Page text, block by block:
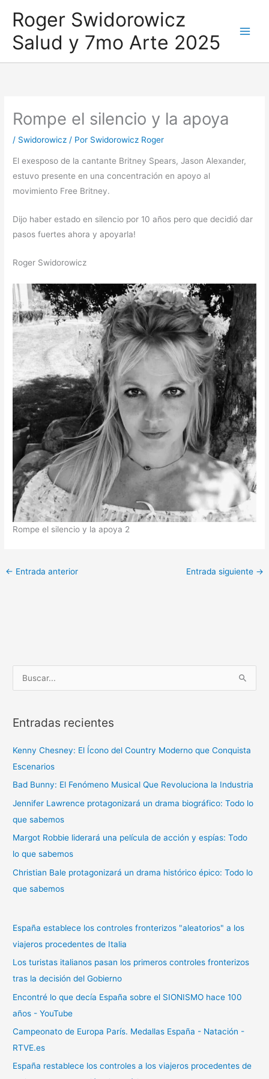
contenido
Roger Swidorowicz
Salud y 7mo Arte 2025
Rompe el silencio y la apoya
/ Swidorowicz / Por Swidorowicz Roger
El exesposo de la cantante Britney Spears, Jason Alexander,
estuvo presente en una concentración en apoyo al
movimiento Free Britney.
Dijo haber estado en silencio por 10 años pero que decidió dar
pasos fuertes ahora y apoyarla!
Roger Swidorowicz
Rompe el silencio y la apoya 2
← Entrada anterior Entrada siguiente →
u
c
r
p
o
r
:
Entradas recientes
Kenny Chesney: El Ícono del Country Moderno que Conquista
Escenarios
Bad Bunny: El Fenómeno Musical Que Revoluciona la Industria
Jennifer Lawrence protagonizará un drama biográfico: Todo lo
que sabemos
Margot Robbie liderará una película de acción y espías: Todo
lo que sabemos
Christian Bale protagonizará un drama histórico épico: Todo lo
que sabemos
España establece los controles fronterizos "aleatorios" a los
viajeros procedentes de Italia
Los turistas italianos pasan los primeros controles fronterizos
tras la decisión del Gobierno
Encontré lo que decía España sobre el SIONISMO hace 100
años - YouTube
Campeonato de Europa París. Medallas España - Natación -
RTVE.es
España restablece los controles a los viajeros procedentes de